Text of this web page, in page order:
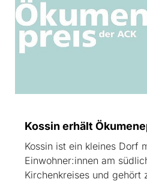
Kossin erhält
Kossin ist ein kleines Dorf
Einwohner:innen am
Kirchenkreises und gehört